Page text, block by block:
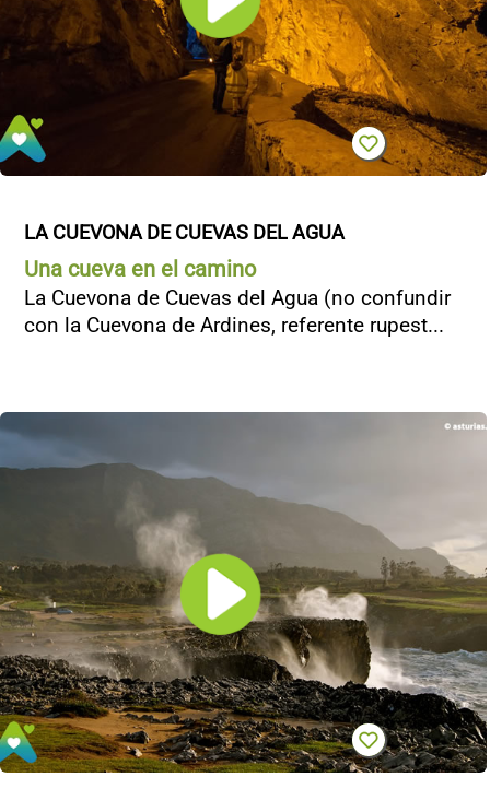
LA CUEVONA DE CUEVAS DEL AGUA
Una cueva en el camino
La Cuevona de Cuevas del Agua (no confundir
con la Cuevona de Ardines, referente rupest...